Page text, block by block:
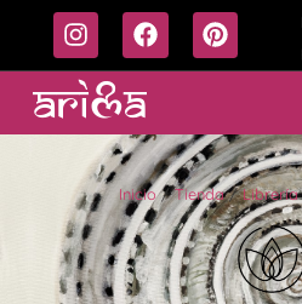
Inicio/Tienda/Librería